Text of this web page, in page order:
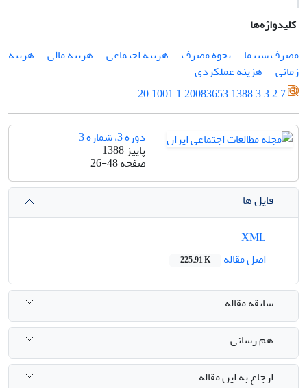
کلیدواژه‌ها
مصرف سینما
نحوه مصرف هزینه اجتماعی هزینه مالی
هزینه
زمانی
هزینه عملکردی
20.1001.1.20083653.1388.3.3.2.7
دوره 3، شماره 3
پاییز 1388
صفحه26-48
فایل ها
اصل مقاله
225.91 K
سابقه مقاله
هم رسانی
ارجاع به این مقاله